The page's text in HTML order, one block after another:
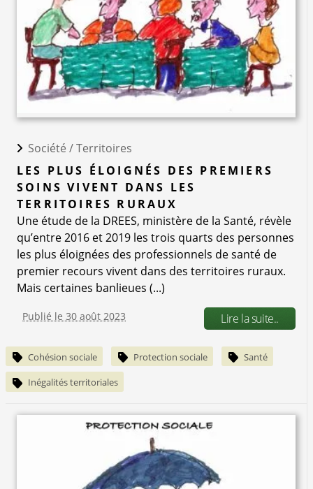
Société /Territoires
LES PLUS ÉLOIGNÉS DES PREMIERS
SOINS VIVENT DANS LES
TERRITOIRES RURAUX
Une étude de la DREES, ministère de la Santé, révèle
qu’entre 2016 et 2019 les trois quarts des personnes
les plus éloignées des professionnels de santé de
premier recours vivent dans des territoires ruraux.
Mais certaines banlieues (...)
Publié le 30 août 2023 Lire la suite..
Cohésion sociale Protection sociale Santé
Inégalités territoriales